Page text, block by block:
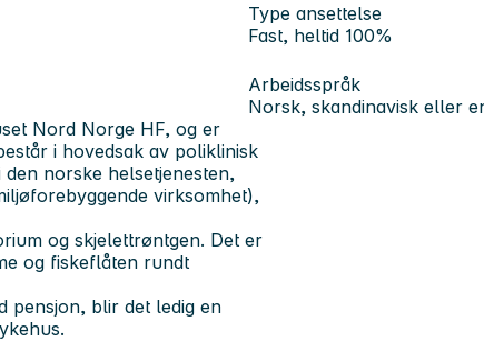
Type ansettelse
Fast, heltid 100%
Arbeidsspråk
Norsk, skandinavisk eller
Nord Norge HF, og er
i hovedsak av poliklinisk
norske helsetjenesten,
virksomhet),
og skjelettrøntgen. Det er
og fiskeflåten rundt
pensjon, blir det ledig en